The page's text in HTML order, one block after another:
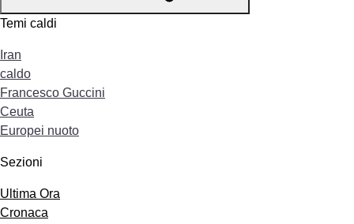
Temi caldi
Iran
caldo
Francesco Guccini
Ceuta
Europei nuoto
Sezioni
Ultima Ora
Cronaca